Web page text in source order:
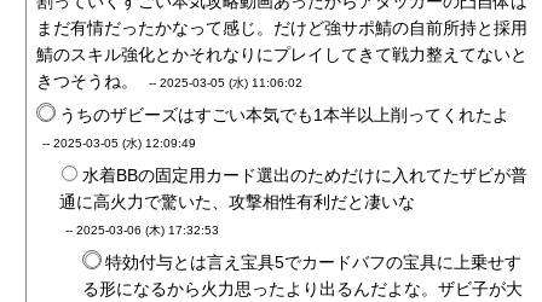
まだ有情だったかなって感じ。だけど強サポ鯖の自前所持と採用
鯖のスキル強化とかそれなりにプレイしてきて戦力整えてないと
きつそうね。
-- 2025-03-05 (水) 11:06:02
うちのザビーズはすごい本気でも1本半以上削ってくれたよ
-- 2025-03-05 (水) 12:09:49
水着BBの固定用カード選出のためだけに入れてたザビが普
通に高火力で驚いた、攻撃相性有利だと凄いな
-- 2025-03-06 (木) 17:32:53
特効付与とは言え宝具5でカードバフの宝具に上乗せす
る形になるから火力思ったより出るんだよな。ザビ子が大